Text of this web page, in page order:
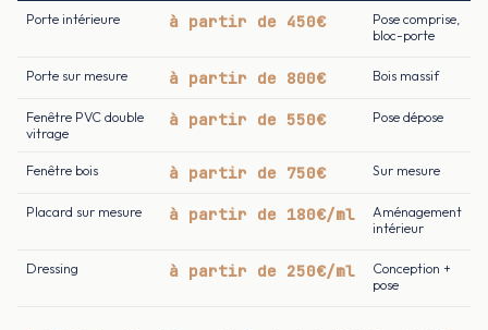
Porte intérieure à partir de 450€
Pose comprise,
bloc-porte
Porte sur mesure à partir de 800€ Bois massif
Fenêtre PVC double
vitrage
à partir de 550€ Pose dépose
Fenêtre bois à partir de 750€ Sur mesure
Placard sur mesure à partir de 180€/ml
Aménagement
intérieur
Dressing à partir de 250€/ml
Conception +
pose